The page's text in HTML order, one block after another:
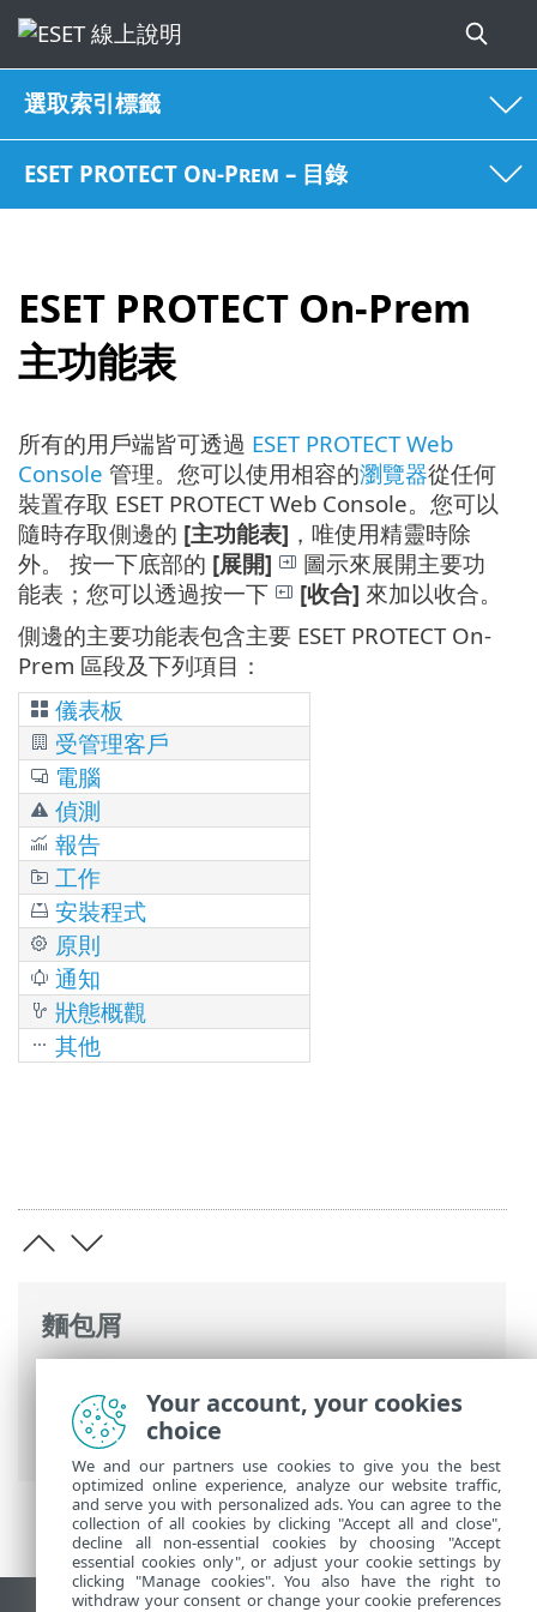
選取索引標籤
ESET PROTECT On-Prem – 目錄
ESET PROTECT On-Prem
主功能表
麵包屑
使用 ESET PROTECT On-Prem> ESET
PROTECT On-Prem 主功能表
所有的用戶端皆可透過 ESET PROTECT Web
Console 管理。您可以使用相容的瀏覽器從任何
裝置存取 ESET PROTECT Web Console。您可以
隨時存取側邊的 [主功能表] ，唯使用精靈時除
外。 按一下底部的 [展開]
圖示來展開主要功
能表；您可以透過按一下
[收合] 來加以收合。
側邊的主要功能表包含主要 ESET PROTECT On-
Prem 區段及下列項目：
儀表板
受管理客戶
電腦
偵測
報告
工作
安裝程式
原則
通知
狀態概觀
其他
Your account, your cookies
choice
We and our partners use cookies to give you the best
optimized online experience, analyze our website traffic,
and serve you with personalized ads. You can agree to the
collection of all cookies by clicking "Accept all and close",
decline all non-essential cookies by choosing "Accept
essential cookies only", or adjust your cookie settings by
clicking "Manage cookies". You also have the right to
withdraw your consent or change your cookie preferences